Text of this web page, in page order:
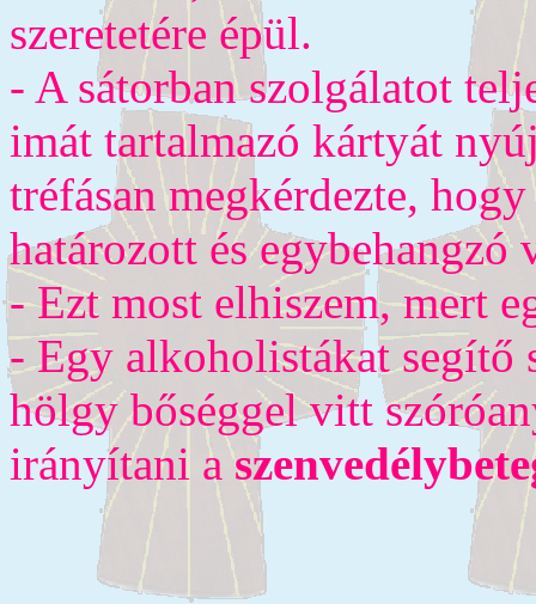
szeretetére épül.
- A sátorban szolgálatot
imát tartalmazó kártyát
tréfásan megkérdezte,
határozott és
- Ezt most elhiszem, mert
- Egy alkoholistákat segítő
hölgy bőséggel vitt
irányítani a